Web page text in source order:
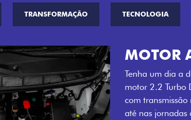
TRANSFORMAÇÃO TECNOLOGIA
MOTOR
Tenha um dia a
motor 2.2 Turbo
com
até nas jornadas